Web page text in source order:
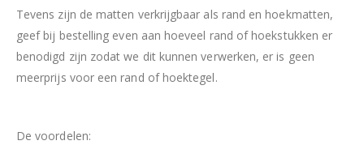
Tevens zijn de matten verkrijgbaar als rand en hoekmatten,
geef bij bestelling even aan hoeveel rand of hoekstukken er
benodigd zijn zodat we dit kunnen verwerken, er is geen
meerprijs voor een rand of hoektegel.
De voordelen: